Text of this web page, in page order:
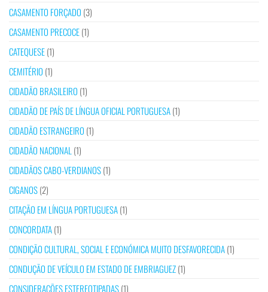
CASAMENTO FORÇADO (3)
CASAMENTO PRECOCE(1)
CATEQUESE(1)
CEMITÉRIO (1)
CIDADÃO BRASILEIRO (1)
CIDADÃO DE PAÍS DE LÍNGUA OFICIAL PORTUGUESA(1)
CIDADÃO ESTRANGEIRO (1)
CIDADÃO NACIONAL (1)
CIDADÃOS CABO-VERDIANOS(1)
CIGANOS(2)
CITAÇÃO EM LÍNGUA PORTUGUESA(1)
CONCORDATA(1)
CONDIÇÃO CULTURAL, SOCIAL E ECONÓMICA MUITO DESFAVORECIDA(1)
CONDUÇÃO DE VEÍCULO EM ESTADO DE EMBRIAGUEZ(1)
CONSIDERAÇÕES ESTEREOTIPADAS(1)